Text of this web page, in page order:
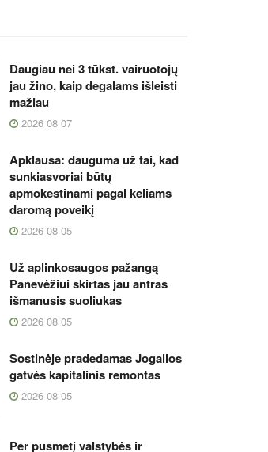
Daugiau nei 3 tūkst. vairuotojų
jau žino, kaip degalams išleisti
mažiau
2026 08 07
Apklausa: dauguma už tai, kad
sunkiasvoriai būtų
apmokestinami pagal keliams
daromą poveikį
2026 08 05
Už aplinkosaugos pažangą
Panevėžiui skirtas jau antras
išmanusis suoliukas
2026 08 05
Sostinėje pradedamas Jogailos
gatvės kapitalinis remontas
2026 08 05
Per pusmetį valstybės ir